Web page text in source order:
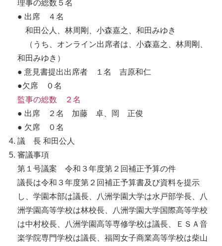
理事の総数５名
● 出席 ４名
和田公人、林周剛、小森嘉之、和田みゆき
（うち、オンライン出席者は、小森嘉之、林周剛、
和田みゆき）
● 意見書提出出席者 １名 吉原和仁
●欠席 ０名
監事の総数 ２名
● 出席 ２名 加藤 卓、岡 正俊
● 欠席 ０名
議 長 和田公人
審議事項
第１号議案 令和３年度第２回補正予算の件
議長は令和３年度第２回補正予算書及び資料を提示
し、学園本部は議長、八洲学園大学は水戸部学長、八
洲学園高等学校は林校長、八洲学園大学国際高等学校
は中村校長、八洲学園高等専修学校は議長、ＥＳＡ音
楽学院専門学校は議長、福岡女子商業高等学校は柴山